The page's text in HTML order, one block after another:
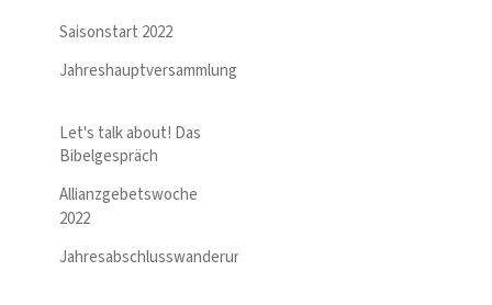
Saisonstart 2022
Jahreshauptversammlung
Let's talk about! Das
Bibelgespräch
Allianzgebetswoche
2022
Jahresabschlusswanderung